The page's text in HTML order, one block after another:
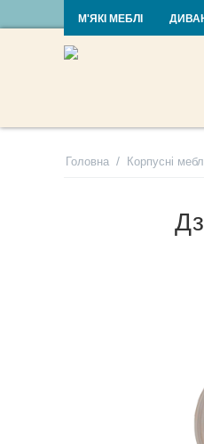
RU UA
М'ЯКІ МЕБЛІ
Головна / Корпусні